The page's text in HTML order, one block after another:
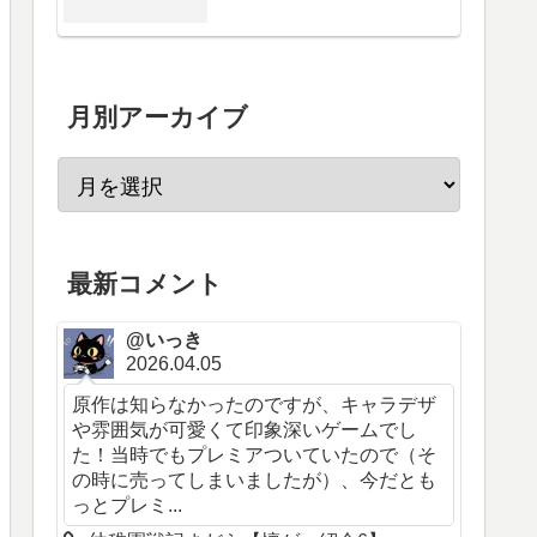
月別アーカイブ
最新コメント
@いっき
2026.04.05
原作は知らなかったのですが、キャラデザ
や雰囲気が可愛くて印象深いゲームでし
た！当時でもプレミアついていたので（そ
の時に売ってしまいましたが）、今だとも
っとプレミ...